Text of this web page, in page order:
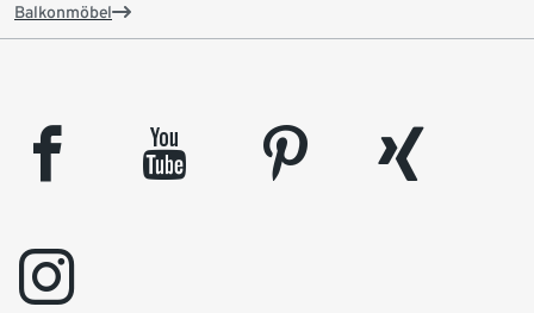
Balkonmöbel
facebook youtube pinterest
xing
instagram